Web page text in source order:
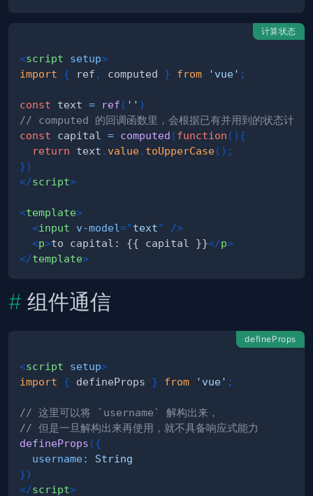
计算状态
<script setup>
import
{ ref , computed } from 'vue' ;
const text = ref ( '' )
// computed 的回调函数里，会根据已有并用到的状态计算
const capital = computed (function ( ) {
return text . value. toUpperCase( ) ;
})
</script>
<template>
<input v-model="text"
/>
<p>to capital: {{ capital }}</p>
</template>
组件通信
defineProps
<script setup>
import
{ defineProps } from 'vue' ;
// 这里可以将 `username` 解构出来，
// 但是一旦解构出来再使用，就不具备响应式能力
defineProps ({
username:
String
})
</script>